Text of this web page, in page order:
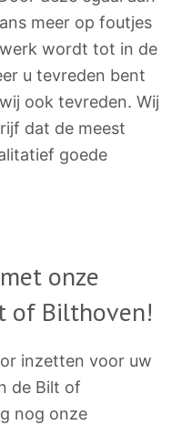
meer op foutjes
wordt tot in de
u tevreden bent
ook tevreden. Wij
dat de meest
goede
onze
of Bilthoven!
inzetten voor uw
de Bilt of
nog onze